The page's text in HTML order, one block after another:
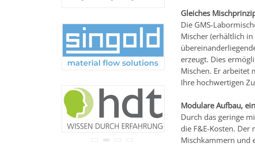
Gleiches
Die GMS-
Mischer (erhältlich
erzeugt. Dies
Mischen. Er arbeitet
Ihre hochwertigen
Modulare Aufbau,
Durch das geringe
die F&E-Kosten.
Mischkammern und